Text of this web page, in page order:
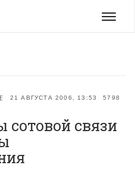
Меню
21 АВГУСТА 2006, 13:53 5798
сотовой связи